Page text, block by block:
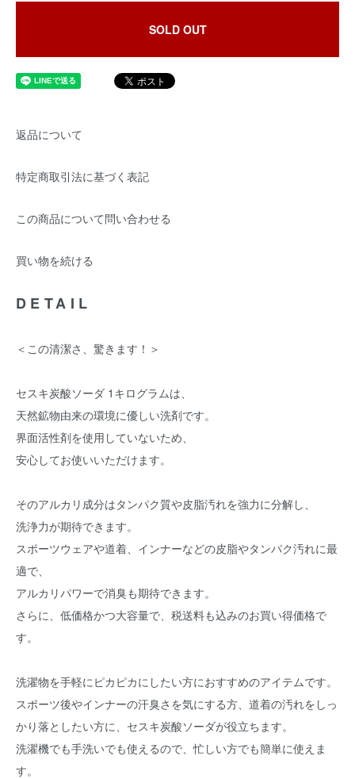
SOLD OUT
返品について
特定商取引法に基づく表記
この商品について問い合わせる
買い物を続ける
DETAIL
＜この清潔さ、驚きます！＞
セスキ炭酸ソーダ 1キログラムは、
天然鉱物由来の環境に優しい洗剤です。
界面活性剤を使用していないため、
安心してお使いいただけます。
そのアルカリ成分はタンパク質や皮脂汚れを強力に分解し、
洗浄力が期待できます。
スポーツウェアや道着、インナーなどの皮脂やタンパク汚れに最
適で、
アルカリパワーで消臭も期待できます。
さらに、低価格かつ大容量で、税送料も込みのお買い得価格で
す。
洗濯物を手軽にピカピカにしたい方におすすめのアイテムです。
スポーツ後やインナーの汗臭さを気にする方、道着の汚れをしっ
かり落としたい方に、セスキ炭酸ソーダが役立ちます。
洗濯機でも手洗いでも使えるので、忙しい方でも簡単に使えま
す。